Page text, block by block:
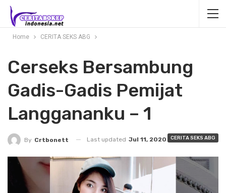
Home CERITA SEKS ABG
Cerseks Bersambung
Gadis-Gadis Pemijat
Langgananku – 1
CERITA SEKS ABG
By Crtbonett Last updated Jul 11, 2020